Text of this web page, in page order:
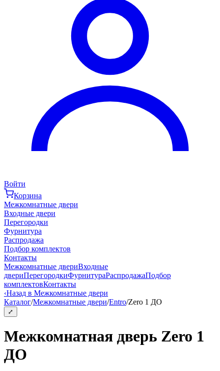
Войти
Корзина
Межкомнатные двери
Входные двери
Перегородки
Фурнитура
Распродажа
Подбор комплектов
Контакты
Межкомнатные двериВходные
двериПерегородкиФурнитураРаспродажаПодбор
комплектовКонтакты
‹Назад в Межкомнатные двери
Каталог/Межкомнатные двери/Entro/Zero 1 ДО
⤢
Межкомнатная дверь Zero 1
ДО